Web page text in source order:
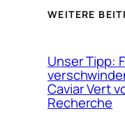
WEITERE
Unser Tipp:
Caviar Vert
Recherche